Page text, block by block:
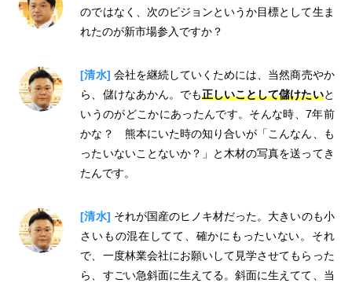
のではなく、次のビジョンというか目標として生ま
れたのが新市場参入ですか？
[清水] 会社を継続していくためには、当然商売やか
ら、儲けなあかん。でも正しいことして儲けたいと
いうのがどこかにあったんです。そんな時、7年前
かな？ 熊本にいた時の知り合いが「こんなん、も
ったいないことないか？」と木材の写真を送ってき
たんです。
[清水] それが国産のヒノキ材だった。大きいのも小
さいもの混在してて、確かにもったいない。それ
で、一度林業会社にお願いして見学させてもらった
ら、すごい急斜面に生えてる。斜面に生えてて、当